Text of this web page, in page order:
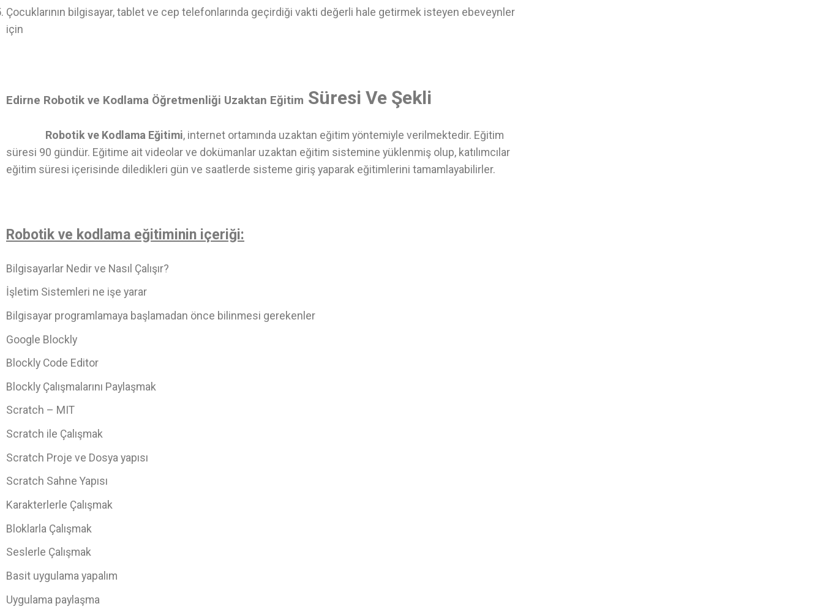
Çocuklarının bilgisayar, tablet ve cep telefonlarında geçirdiği vakti değerli hale getirmek isteyen ebeveynler
için
Edirne Robotik ve Kodlama Öğretmenliği Uzaktan Eğitim Süresi Ve Şekli
Robotik ve Kodlama Eğitimi, internet ortamında uzaktan eğitim yöntemiyle verilmektedir. Eğitim
süresi 90 gündür. Eğitime ait videolar ve dokümanlar uzaktan eğitim sistemine yüklenmiş olup, katılımcılar
eğitim süresi içerisinde diledikleri gün ve saatlerde sisteme giriş yaparak eğitimlerini tamamlayabilirler.
Robotik ve kodlama eğitiminin içeriği:
Bilgisayarlar Nedir ve Nasıl Çalışır?
İşletim Sistemleri ne işe yarar
Bilgisayar programlamaya başlamadan önce bilinmesi gerekenler
Google Blockly
Blockly Code Editor
Blockly Çalışmalarını Paylaşmak
Scratch – MIT
Scratch ile Çalışmak
Scratch Proje ve Dosya yapısı
Scratch Sahne Yapısı
Karakterlerle Çalışmak
Bloklarla Çalışmak
Seslerle Çalışmak
Basit uygulama yapalım
Uygulama paylaşma